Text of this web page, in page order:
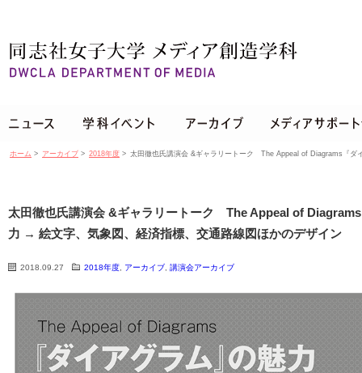
ホーム > アーカイブ > 2018年度 > 太田徹也氏講演会 &ギャラリートーク The Appeal of Diagrams『ダ
太田徹也氏講演会 &ギャラリートーク The Appeal of
力 → 絵文字、気象図、経済指標、交通路線図ほかのデザイン
2018.09.27 2018年度 アーカイブ 講演会アーカイブ